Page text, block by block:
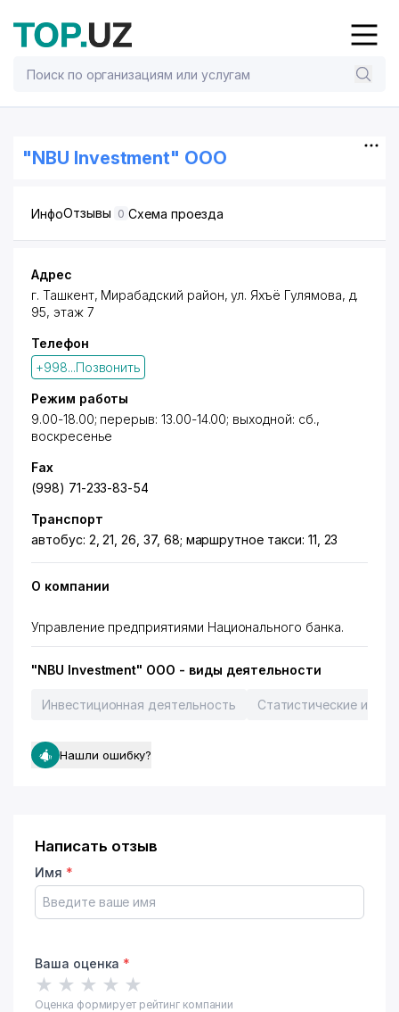
"NBU Investment" ООО
ИнфоОтзывы 0 Схема проезда
Адрес
г. Ташкент, Мирабадский район,ул. Яхъё Гулямова, д.
95, этаж 7
Телефон
+998...Позвонить
Режим работы
9.00-18.00; перерыв: 13.00-14.00; выходной: сб.,
воскресенье
Fax
(998) 71-233-83-54
Транспорт
автобус: 2, 21, 26, 37, 68; маршрутное такси: 11, 23
О компании
Управление предприятиями Национального банка.
"NBU Investment" ООО - виды деятельности
Инвестиционная деятельность Статистические и
Нашли ошибку?
Написать отзыв
Имя *
Ваша оценка *
★ ★ ★ ★ ★
Оценка формирует рейтинг компании